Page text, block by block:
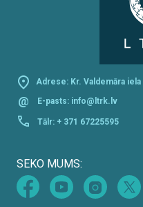
Adrese: Kr. Valdemāra iela
@ E-pasts: info@ltrk.lv
Tālr: + 371 67225595
SEKO MUMS: